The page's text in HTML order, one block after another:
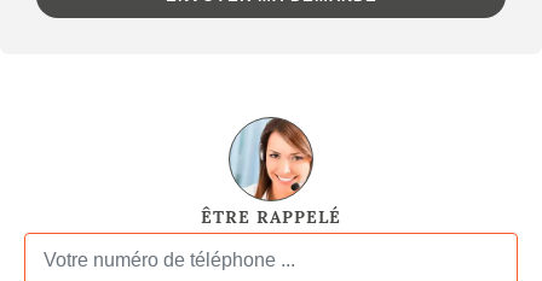
ÊTRE RAPPELÉ